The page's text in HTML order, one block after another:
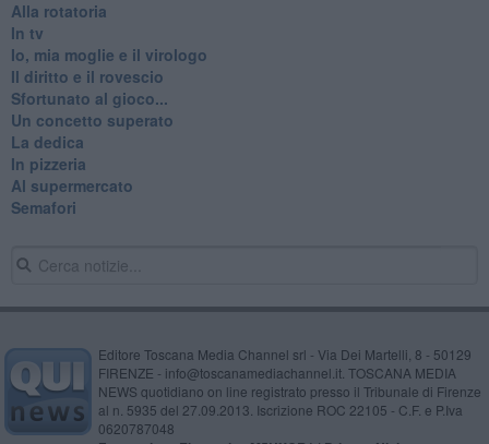
Alla rotatoria
In tv
Io, mia moglie e il virologo
Il diritto e il rovescio
Sfortunato al gioco...
Un concetto superato
La dedica
In pizzeria
Al supermercato
Semafori
Editore Toscana Media Channel srl - Via Dei Martelli, 8 - 50129
FIRENZE - info@toscanamediachannel.it. TOSCANA MEDIA
NEWS quotidiano on line registrato presso il Tribunale di Firenze
al n. 5935 del 27.09.2013. Iscrizione ROC 22105 - C.F. e P.Iva
0620787048